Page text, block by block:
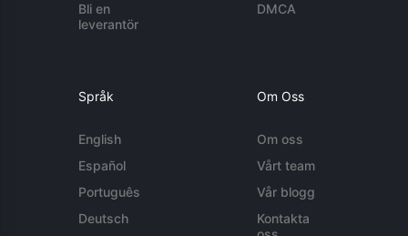
Bli en
leverantör
DMCA
Språk
English
Español
Português
Deutsch
Om Oss
Om oss
Vårt team
Vår blogg
Kontakta